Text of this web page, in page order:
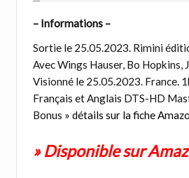
– Informations –
Sortie le 25.05.2023. Rimini
Avec Wings Hauser, Bo
Visionné le 25.05.2023. France.
Français et Anglais DTS-HD
Bonus » détails sur la fiche
» Disponible sur